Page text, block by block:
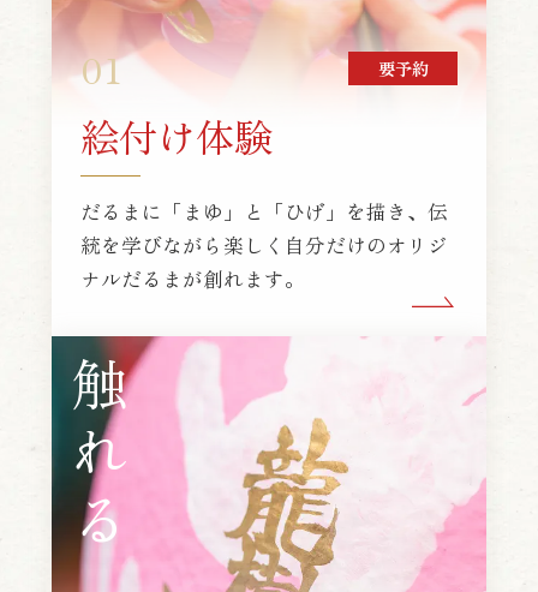
01
絵付け体験
だるまに「まゆ」と「ひげ」を描き、伝
統を学びながら楽しく自分だけのオリジ
ナルだるまが創れます。
要予約
触れる